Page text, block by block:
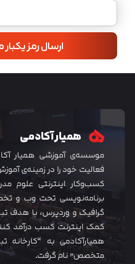
ارسال رمز
همیار آکادمی
فعالیت خود را در زمینه‌ی
کسب‌و‌کار اینترنتی علوم
برنامه‌نویسی تحت وب و
گرافیک و وردپرس، با هدف
کمک اینترنت کسب درآمد
همیارآکادمی به “کارخانه
متخصص” نام گرفت.
متوجه شدم